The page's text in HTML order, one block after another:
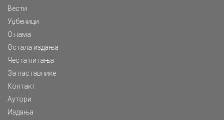
Вести
Уџбеници
О нама
Остала издања
Честа питања
За наставнике
Контакт
Аутори
Издања